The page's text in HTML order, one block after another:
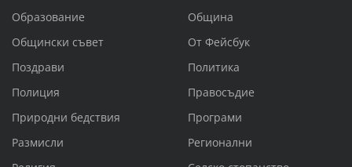
Образование
Община
Общински съвет
От Фейсбук
Поздрави
Политика
Полиция
Правосъдие
Природни бедствия
Програми
Размисли
Регионални